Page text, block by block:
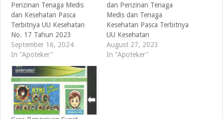
Perizinan Tenaga Medis
dan Kesehatan Pasca
Terbitnya UU Kesehatan
No. 17 Tahun 2023
September 16, 2024
In "Apoteker"
dan Perizinan Tenaga
Medis dan Tenaga
Kesehatan Pasca Terbitnya
UU Kesehatan
August 27, 2023
In "Apoteker"